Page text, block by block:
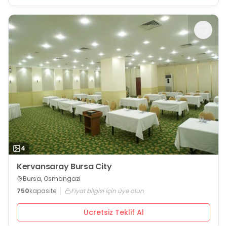
4
Kervansaray Bursa City
Bursa, Osmangazi
750kapasite Fiyat bilgisi için üye olun
Ücretsiz Teklif Al